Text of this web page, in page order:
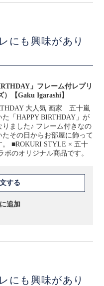
にも興味があり
」フレーム付レプリ
）【Gaku Igarashi】
大人気 画家 五十嵐
「HAPPY BIRTHDAY」が
りました♪ フレーム付きなの
たその日からお部屋に飾って
。 ■ROKURI STYLE × 五十
ボのオリジナル商品です。
する
追加
にも興味があり